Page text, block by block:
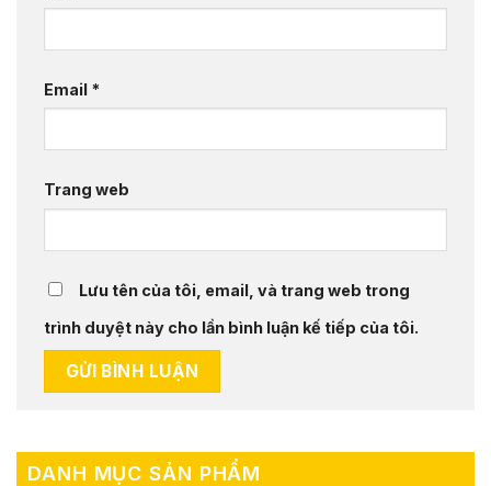
Email *
Trang web
Lưu tên của tôi, email, và trang web trong
trình duyệt này cho lần bình luận kế tiếp của tôi.
DANH MỤC SẢN PHẨM